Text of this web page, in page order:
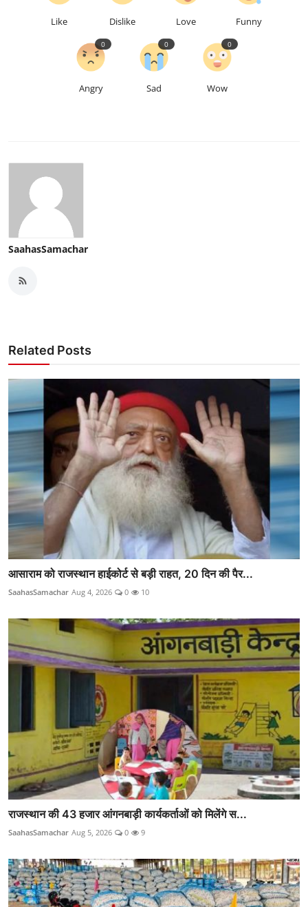
Like Dislike Love Funny
Angry
0
Sad
0
Wow
0
SaahasSamachar
Related Posts
आसाराम को राजस्थान हाईकोर्ट से बड़ी राहत, 20 दिन की पैर...
SaahasSamachar Aug 4, 2026 0 10
राजस्थान की 43 हजार आंगनबाड़ी कार्यकर्ताओं को मिलेंगे स...
SaahasSamachar Aug 5, 2026 0 9